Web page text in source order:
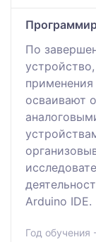
По
осваивают
Arduino IDE.
Год обучения